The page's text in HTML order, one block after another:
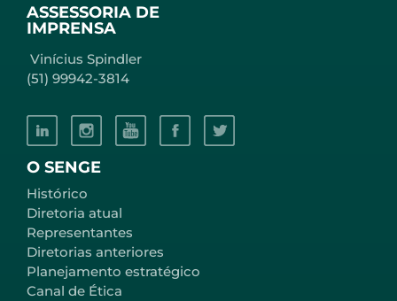
O SENGE
Histórico
Diretoria atual
Representantes
Diretorias anteriores
Planejamento estratégico
Canal de Ética
ASSESSORIA DE
IMPRENSA
Vinícius Spindler
(51) 99942-3814